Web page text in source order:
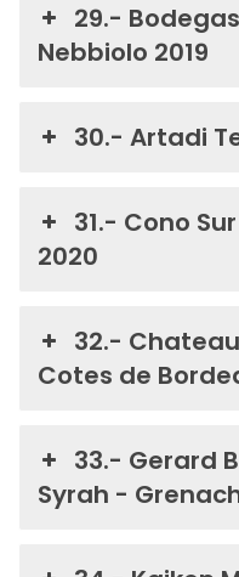
29.-
Nebbiolo 2019
30.- Artadi
31.- Cono
2020
32.-
Cotes de
33.- Gerard
Syrah -